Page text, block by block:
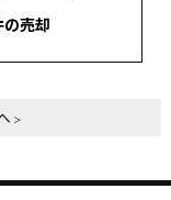
売却